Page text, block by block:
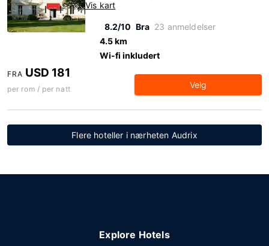
Vis kart
8.2/10 Bra 23 anmeldelser
4.5 km
Wi-fi inkludert
FRA USD 181
per rom / per natt Velg
Flere hoteller i nærheten Audrix
Explore Hotels